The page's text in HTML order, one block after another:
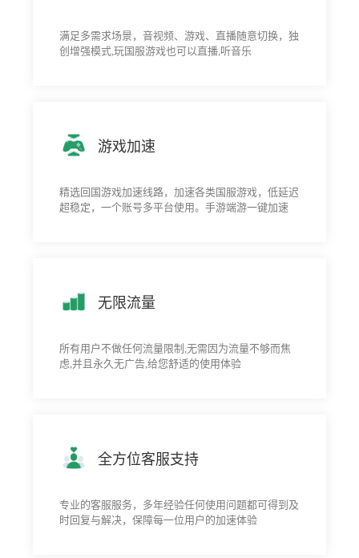
满足多需求场景，音视频、游戏、直播随意切换，独
创增强模式,玩国服游戏也可以直播,听音乐
游戏加速
精选回国游戏加速线路，加速各类国服游戏，低延迟
超稳定，一个账号多平台使用。手游端游一键加速
无限流量
所有用户不做任何流量限制,无需因为流量不够而焦
虑,并且永久无广告,给您舒适的使用体验
全方位客服支持
专业的客服服务，多年经验任何使用问题都可得到及
时回复与解决，保障每一位用户的加速体验